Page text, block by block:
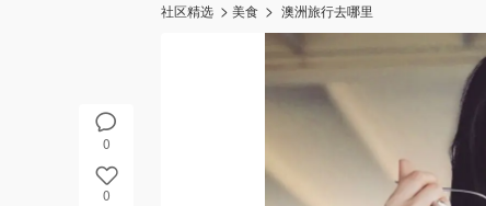
0
0
社区精选 美食 澳洲旅行去哪里